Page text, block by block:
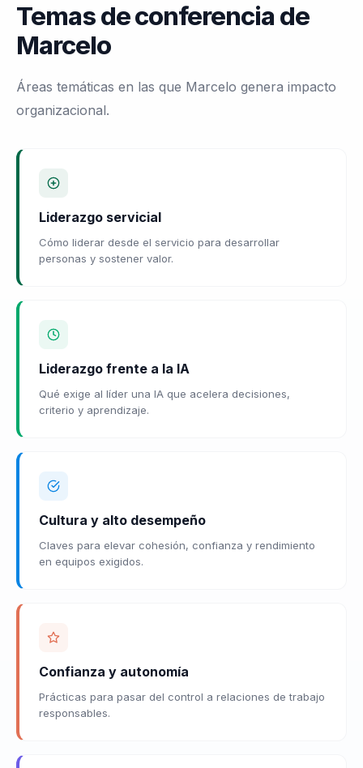
Temas de conferencia de
Marcelo
Áreas temáticas en las que Marcelo genera impacto
organizacional.
Liderazgo servicial
Cómo liderar desde el servicio para desarrollar
personas y sostener valor.
Liderazgo frente a la IA
Qué exige al líder una IA que acelera decisiones,
criterio y aprendizaje.
Cultura y alto desempeño
Claves para elevar cohesión, confianza y rendimiento
en equipos exigidos.
Confianza y autonomía
Prácticas para pasar del control a relaciones de trabajo
responsables.